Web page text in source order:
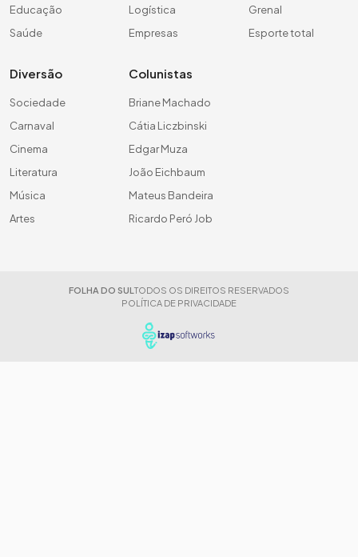
Educação
Saúde
Logística
Empresas
Grenal
Esporte total
Diversão
Sociedade
Carnaval
Cinema
Literatura
Música
Artes
Colunistas
Briane Machado
Cátia Liczbinski
Edgar Muza
João Eichbaum
Mateus Bandeira
Ricardo Peró Job
FOLHA DO SUL TODOS OS DIREITOS RESERVADOS
POLÍTICA DE PRIVACIDADE